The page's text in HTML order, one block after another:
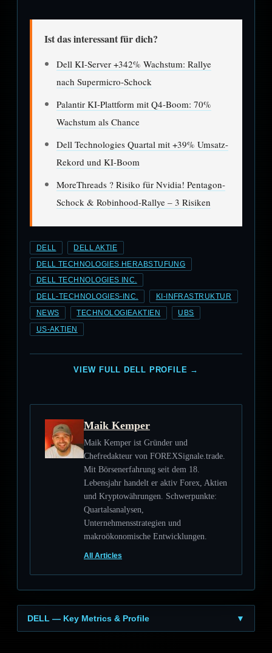
Ist das interessant für dich?
Dell KI-Server +342% Wachstum: Rallye
nach Supermicro-Schock
Palantir KI-Plattform mit Q4-Boom: 70%
Wachstum als Chance
Dell Technologies Quartal mit +39% Umsatz-
Rekord und KI-Boom
MoreThreads ? Risiko für Nvidia! Pentagon-
Schock & Robinhood-Rallye – 3 Risiken
DELL DELL AKTIE
DELL TECHNOLOGIES HERABSTUFUNG
DELL TECHNOLOGIES INC.
DELL-TECHNOLOGIES-INC. KI-INFRASTRUKTUR
NEWS TECHNOLOGIEAKTIEN UBS
US-AKTIEN
VIEW FULL DELL PROFILE →
Maik Kemper
Maik Kemper ist Gründer und
Chefredakteur von FOREXSignale.trade.
Mit Börsenerfahrung seit dem 18.
Lebensjahr handelt er aktiv Forex, Aktien
und Kryptowährungen. Schwerpunkte:
Quartalsanalysen,
Unternehmensstrategien und
makroökonomische Entwicklungen.
All Articles
DELL — Key Metrics & Profile ▼